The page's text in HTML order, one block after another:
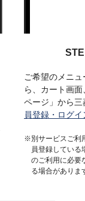
ご希望のメニ
ら、カート画
ページ」から
員登録・ログイ
※別サービスご利
員登録している
のご利用に必要
る場合がありま